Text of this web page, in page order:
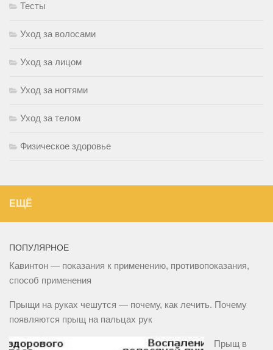
Тесты
Уход за волосами
Уход за лицом
Уход за ногтями
Уход за телом
Физическое здоровье
ЕЩЁ
ПОПУЛЯРНОЕ
Кавинтон — показания к применению, противопоказания,
способ применения
Прыщи на руках чешутся — почему, как лечить. Почему
появляются прыщ на пальцах рук
Прыщ в